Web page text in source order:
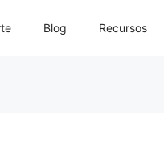
Blog Recursos